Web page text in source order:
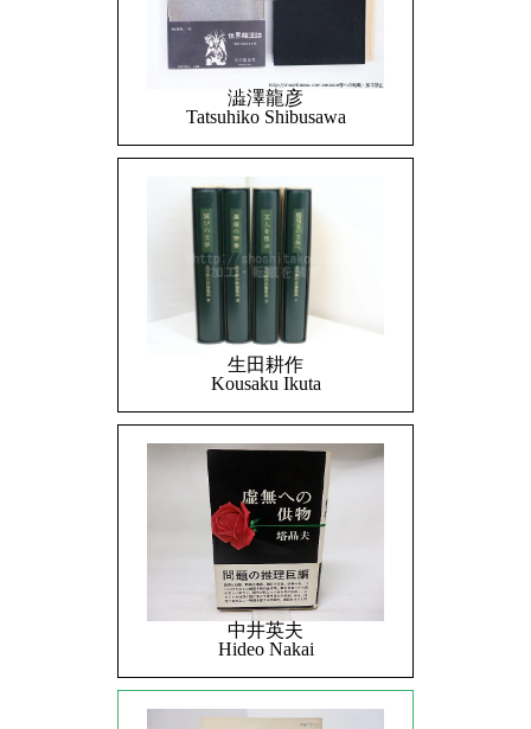
澁澤龍彦
Tatsuhiko Shibusawa
生田耕作
Kousaku Ikuta
中井英夫
Hideo Nakai